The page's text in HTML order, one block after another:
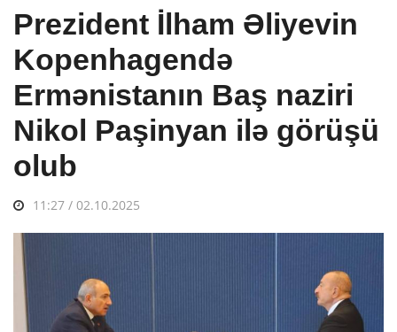
Prezident İlham Əliyevin
Kopenhagendə
Ermənistanın Baş naziri
Nikol Paşinyan ilə görüşü
olub
11:27 / 02.10.2025